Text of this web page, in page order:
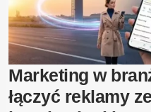
Marketing w
łączyć reklamy